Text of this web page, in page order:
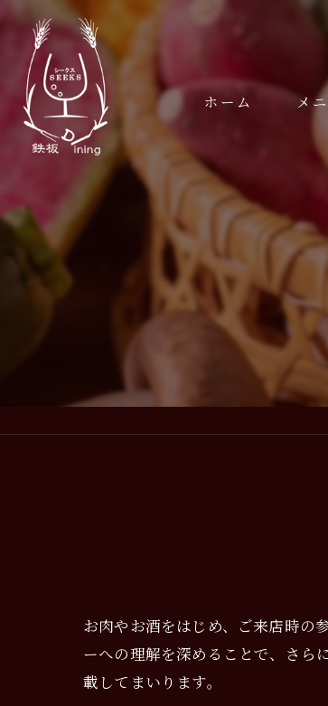
ホーム メ
メニ
コー
ギャ
お肉やお酒をはじめ、ご来店時の
ーへの理解を深めることで、さら
載してまいります。